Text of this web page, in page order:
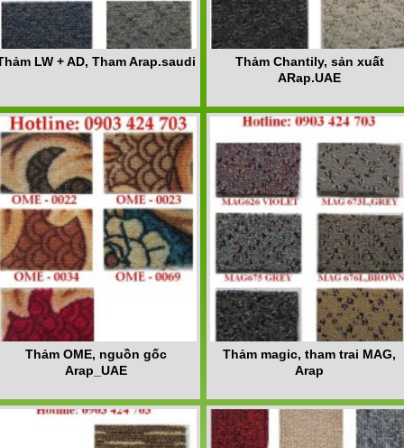
LW + AD, Tham Arap.saudi
Thảm Chantily, sản xuất
ARap.UAE
Thảm OME, nguồn gốc
Arap_UAE
Thảm magic, tham trai MAG,
Arap